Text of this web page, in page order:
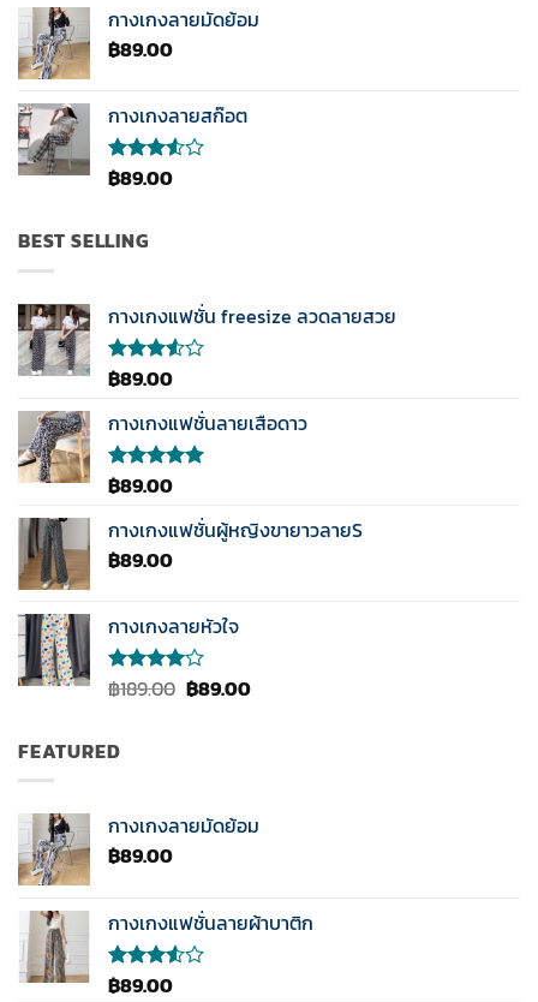
4.33
ตั้งแต่ 1-5
คะแนน
กางเกงลายมัดย้อม
฿89.00
กางเกงลายสก๊อต
ให้
ตั้งแต่
1-5
฿89.00
BEST SELLING
กางเกงแฟชั่น freesize ลวดลายสวย
ให้
ตั้งแต่
1-5
฿89.00
กางเกงแฟชั่นลายเสือดาว
ให้คะแนน
คะแนน
฿89.00
กางเกงแฟชั่นผู้หญิงขายาวลายS
฿89.00
กางเกงลายหัวใจ
ให้
ตั้งแต่ 1-
5
฿189.00 Original
฿89.00Current
FEATURED
กางเกงลายมัดย้อม
฿89.00
กางเกงแฟชั่นลายผ้าบาติก
ให้
฿89.00